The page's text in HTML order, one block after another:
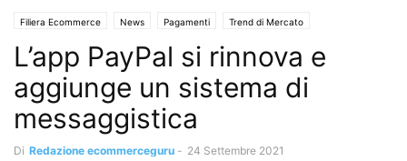
Filiera Ecommerce News Pagamenti Trend di Mercato
L’app PayPal si rinnova e
aggiunge un sistema di
messaggistica
Di Redazione ecommerceguru - 24 Settembre 2021